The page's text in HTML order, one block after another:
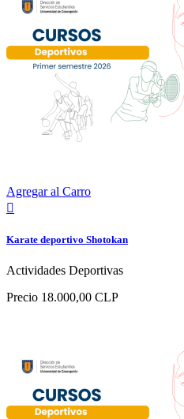
Agregar al Carro

Karate deportivo Shotokan
Actividades Deportivas
Precio 18.000,00 CLP